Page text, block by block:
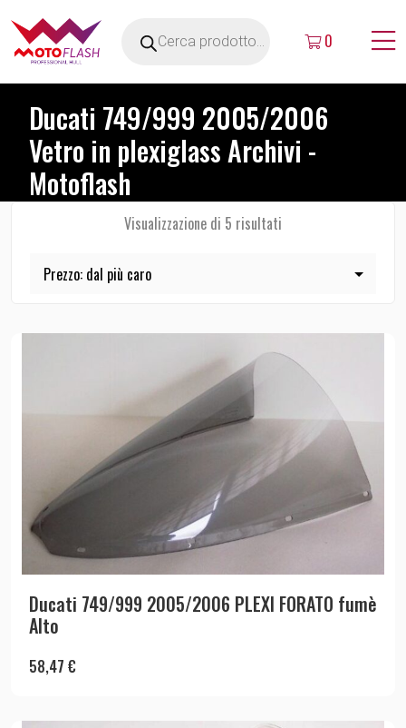
0
Ducati 749/999 2005/2006
Vetro in plexiglass Archivi -
Motoflash
Visualizzazione di 5 risultati
Ducati 749/999 2005/2006 PLEXI FORATO fumè
Alto
58,47 €